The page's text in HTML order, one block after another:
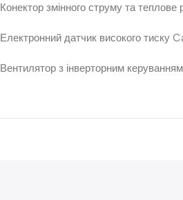
Конектор змінного струму та теплове
Електронний датчик високого
Вентилятор з інверторним